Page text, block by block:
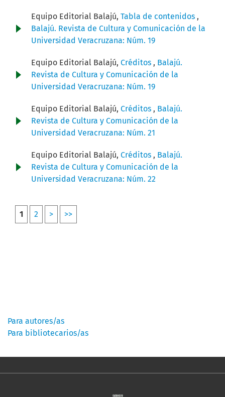
Equipo Editorial Balajú, Tabla de contenidos ,
Balajú. Revista de Cultura y Comunicación de la
Universidad Veracruzana: Núm. 19
Equipo Editorial Balajú, Créditos , Balajú.
Revista de Cultura y Comunicación de la
Universidad Veracruzana: Núm. 19
Equipo Editorial Balajú, Créditos , Balajú.
Revista de Cultura y Comunicación de la
Universidad Veracruzana: Núm. 21
Equipo Editorial Balajú, Créditos , Balajú.
Revista de Cultura y Comunicación de la
Universidad Veracruzana: Núm. 22
1 2 > >>
Para autores/as
Para bibliotecarios/as